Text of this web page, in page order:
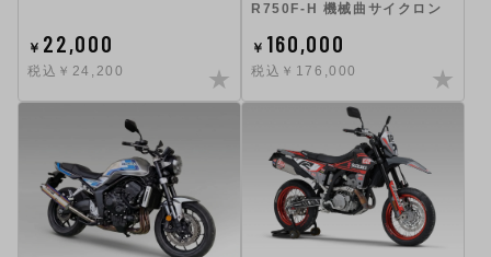
￥ 22,000
税込￥24,200
R750F-H 機械曲サイクロン
￥ 160,000
税込￥176,000